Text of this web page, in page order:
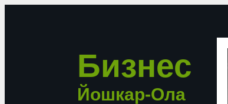
Бизнес
Йошкар-Ола